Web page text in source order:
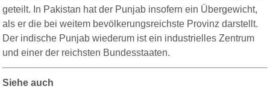
geteilt. In Pakistan hat der Punjab insofern ein Übergewicht,
als er die bei weitem bevölkerungsreichste Provinz darstellt.
Der indische Punjab wiederum ist ein industrielles Zentrum
und einer der reichsten Bundesstaaten.
Siehe auch